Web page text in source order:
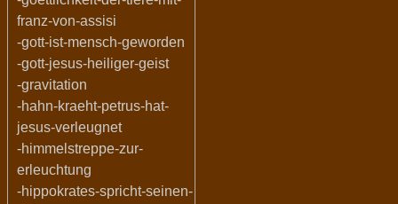
franz-von-assisi
-gott-ist-mensch-geworden
-gott-jesus-heiliger-geist
-gravitation
-hahn-kraeht-petrus-hat-
jesus-verleugnet
-himmelstreppe-zur-
erleuchtung
-hippokrates-spricht-seinen-